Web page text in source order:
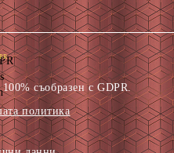
съобразен с GDPR.
политика